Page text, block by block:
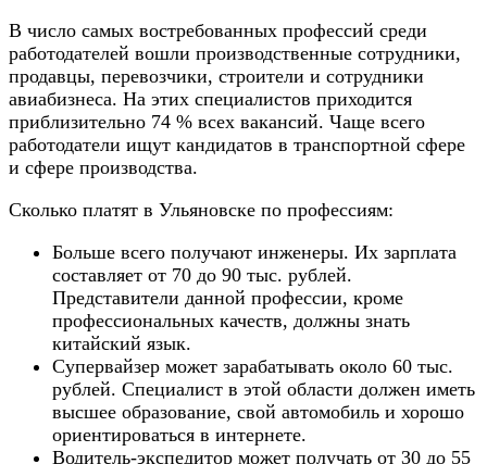
В число самых востребованных профессий среди
работодателей вошли производственные сотрудники,
продавцы, перевозчики, строители и сотрудники
авиабизнеса. На этих специалистов приходится
приблизительно 74 % всех вакансий. Чаще всего
работодатели ищут кандидатов в транспортной сфере
и сфере производства.
Сколько платят в Ульяновске по профессиям:
Больше всего получают инженеры. Их зарплата
составляет от 70 до 90 тыс. рублей.
Представители данной профессии, кроме
профессиональных качеств, должны знать
китайский язык.
Супервайзер может зарабатывать около 60 тыс.
рублей. Специалист в этой области должен иметь
высшее образование, свой автомобиль и хорошо
ориентироваться в интернете.
Водитель-экспедитор может получать от 30 до 55